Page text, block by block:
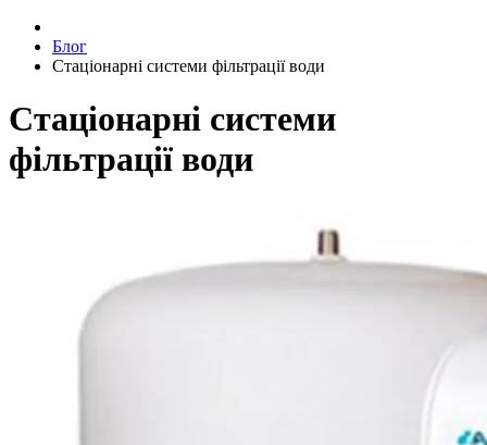
Блог
Стаціонарні системи фільтрації води
Стаціонарні системи
фільтрації води